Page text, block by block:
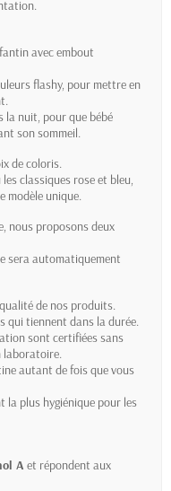
avecembout
flashy, pour mettre en
la nuit, pour que bébé
son sommeil.
de coloris.
classiques rose et bleu,
modèle unique.
nous proposons deux
sera automatiquement
de nos produits.
qui tiennent dans la durée.
sont certifiées sans
laboratoire.
autant de fois que vous
la plus hygiénique pour les
A et répondent aux